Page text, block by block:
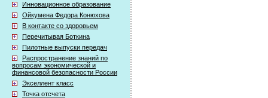
Инновационное образование
Ойкумена Федора Конюхова
В контакте со здоровьем
Перечитывая Боткина
Пилотные выпуски передач
Распространение знаний по
вопросам экономической и
финансовой безопасности России
Экселлент класс
Точка отсчета